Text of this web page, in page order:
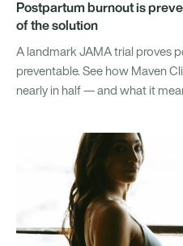
Postpartum burnout is
of the solution
A landmark JAMA trial proves
preventable. See how Maven
nearly in half — and what it